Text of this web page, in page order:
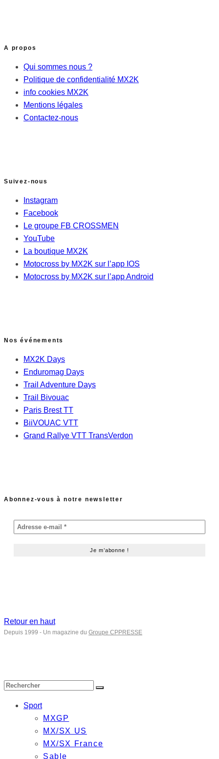
A propos
Qui sommes nous ?
Politique de confidentialité MX2K
info cookies MX2K
Mentions légales
Contactez-nous
Suivez-nous
Instagram
Facebook
Le groupe FB CROSSMEN
YouTube
La boutique MX2K
Motocross by MX2K sur l’app IOS
Motocross by MX2K sur l’app Android
Nos événements
MX2K Days
Enduromag Days
Trail Adventure Days
Trail Bivouac
Paris Brest TT
BiiVOUAC VTT
Grand Rallye VTT TransVerdon
Abonnez-vous à notre newsletter
Retour en haut
Depuis 1999 - Un magazine du Groupe CPPRESSE
Sport
MXGP
MX/SX US
MX/SX France
Sable